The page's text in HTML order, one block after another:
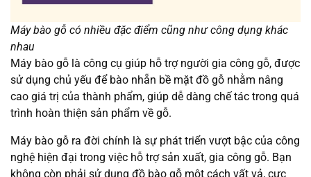
Máy bào gỗ có nhiều đặc điểm cũng như công dụng khác
nhau
Máy bào gỗ là công cụ giúp hỗ trợ người gia công gỗ, được
sử dụng chủ yếu để bào nhẵn bề mặt đồ gỗ nhằm nâng
cao giá trị của thành phẩm, giúp dễ dàng chế tác trong quá
trình hoàn thiện sản phẩm về gỗ.
Máy bào gỗ ra đời chính là sự phát triển vượt bậc của công
nghệ hiện đại trong việc hỗ trợ sản xuất, gia công gỗ. Bạn
không còn phải sử dụng đồ bào gỗ một cách vất vả, cực